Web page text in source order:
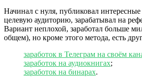
Начинал с нуля, публиковал интересные
целевую аудиторию, зарабатывал на
Вариант неплохой, заработал больше
общем), но кроме этого метода, есть
заработок в Телеграм на своём
заработок на аудиокнигах;
заработок на бинарах.